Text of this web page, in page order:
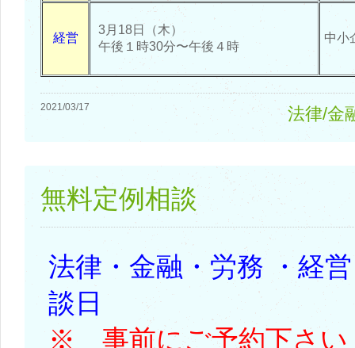
経営
3月18日（木）
午後１時30分〜午後４時
中小
2021/03/17 法律/金
無料定例相談
法律・金融・労務 ・経
談日
※ 事前にご予約下さい